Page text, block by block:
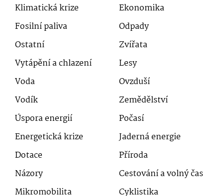
Klimatická krize
Ekonomika
Fosilní paliva
Odpady
Ostatní
Zvířata
Vytápění a chlazení
Lesy
Voda
Ovzduší
Vodík
Zemědělství
Úspora energií
Počasí
Energetická krize
Jaderná energie
Dotace
Příroda
Názory
Cestování a volný čas
Mikromobilita
Cyklistika